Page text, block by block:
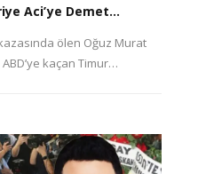
Aci’ye Demet…
ölen Oğuz Murat
kaçan Timur…